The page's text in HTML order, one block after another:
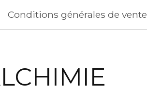
Conditions générales de vente